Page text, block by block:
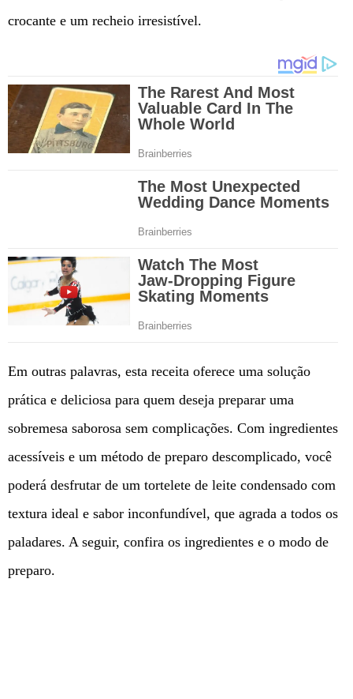
crocante e um recheio irresistível.
Em outras palavras, esta receita oferece uma solução
prática e deliciosa para quem deseja preparar uma
sobremesa saborosa sem complicações. Com ingredientes
acessíveis e um método de preparo descomplicado, você
poderá desfrutar de um tortelete de leite condensado com
textura ideal e sabor inconfundível, que agrada a todos os
paladares. A seguir, confira os ingredientes e o modo de
preparo.